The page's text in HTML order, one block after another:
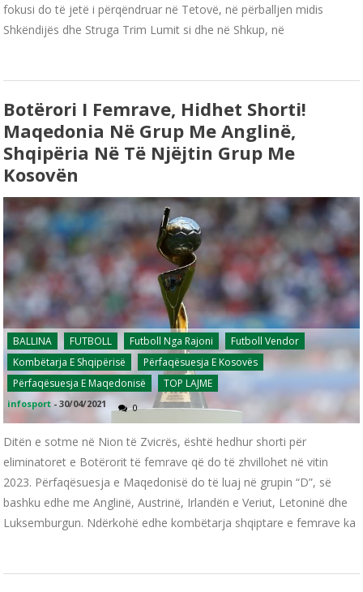
fokusi do të jetë i përqëndruar në Tetovë, në përballjen midis
Shkëndijës dhe Struga Trim Lumit si dhe në Shkup, në
Botërori I Femrave, Hidhet Shorti!
Maqedonia Në Grup Me Anglinë,
Shqipëria Në Të Njëjtin Grup Me
Kosovën
BALLINA FUTBOLL Futboll Nga Rajoni
Futboll Vendor
Kombëtarja E Shqipërisë
Përfaqësuesja E Kosovës
Përfaqësuesja E Maqedonisë
TOP LAJME
infosport -30/04/2021 0
Ditën e sotme në Nion të Zvicrës, është hedhur shorti për
eliminatoret e Botërorit të femrave që do të zhvillohet në vitin
2023. Përfaqësuesja e Maqedonisë do të luaj në grupin “D”, së
bashku edhe me Anglinë, Austrinë, Irlandën e Veriut, Letoninë dhe
Luksemburgun. Ndërkohë edhe kombëtarja shqiptare e femrave ka